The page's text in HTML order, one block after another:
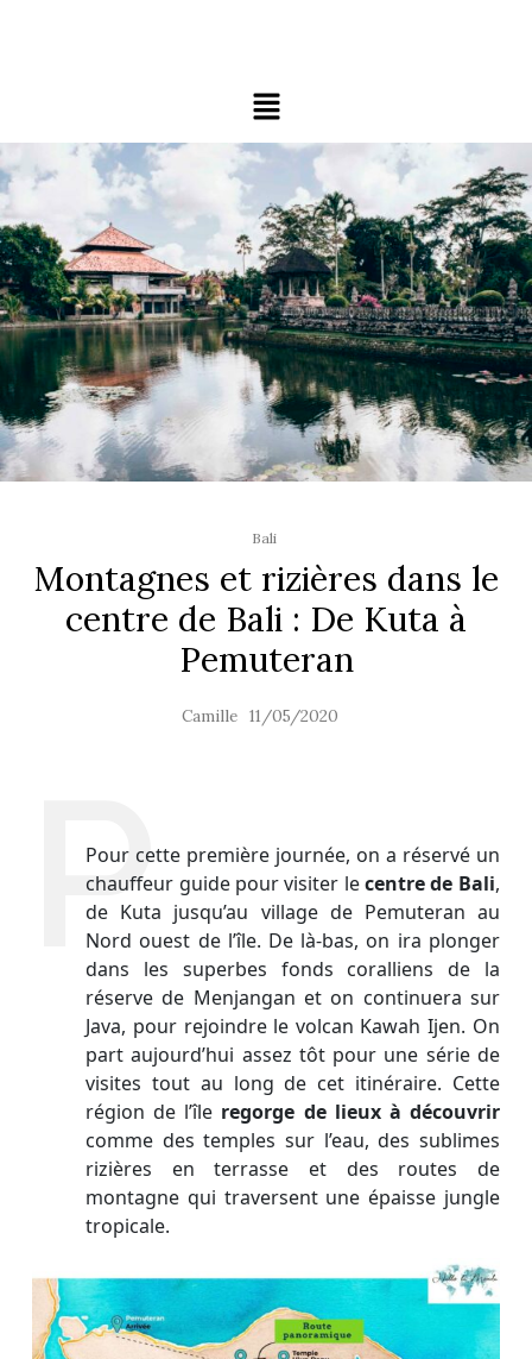
Bali
Montagnes et rizières dans le
centre de Bali : De Kuta à
Pemuteran
Camille 11/05/2020
Pour cette première journée, on a réservé un
chauffeur guide pour visiter lecentre de Bali,
de Kuta jusqu’au village de Pemuteran au
Nord ouest de l’île. De là-bas, on ira plonger
dans les superbes fonds coralliens de la
réserve de Menjangan et on continuera sur
Java, pour rejoindre le volcan Kawah Ijen. On
part aujourd’hui assez tôt pour une série de
visites tout au long de cet itinéraire. Cette
région de l’île regorge de lieux à découvrir
comme des temples sur l’eau, des sublimes
rizières en terrasse et des routes de
montagne qui traversent une épaisse jungle
tropicale.